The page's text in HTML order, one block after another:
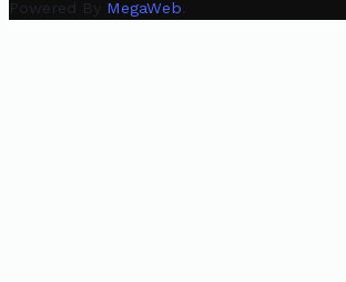
Powered By MegaWeb